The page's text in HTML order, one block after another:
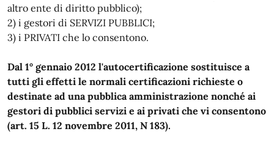
altro ente di diritto pubblico);
2) i gestori di SERVIZI PUBBLICI;
3) i PRIVATI che lo consentono.
Dal 1° gennaio 2012 l'autocertificazione sostituisce a
tutti gli effetti le normali certificazioni richieste o
destinate ad una pubblica amministrazione nonché ai
gestori di pubblici servizi e ai privati che vi consentono
(art. 15 L. 12 novembre 2011, N 183).